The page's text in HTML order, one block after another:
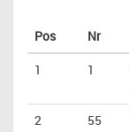
Pos Nr
1
1
2 55